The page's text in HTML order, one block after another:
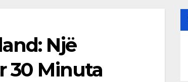
Një
30 Minuta